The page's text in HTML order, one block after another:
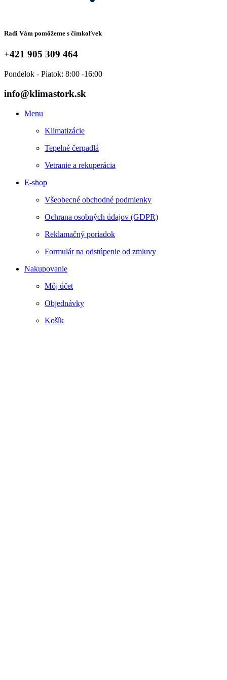
Radi Vám pomôžeme s čímkoľvek
+421 905 309 464
Pondelok - Piatok: 8:00 -16:00
info@klimastork.sk
Menu
Klimatizácie
Tepelné čerpadlá
Vetranie a rekuperácia
E-shop
Všeobecné obchodné podmienky
Ochrana osobných údajov (GDPR)
Reklamačný poriadok
Formulár na odstúpenie od zmluvy
Nakupovanie
Môj účet
Objednávky
Košík